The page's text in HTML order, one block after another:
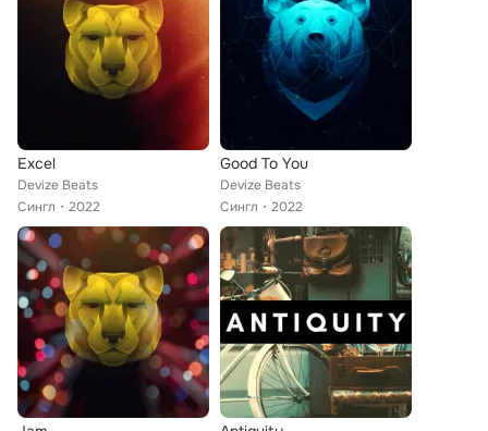
Excel
Devize Beats
Сингл
2022
Good To You
Devize Beats
Сингл
2022